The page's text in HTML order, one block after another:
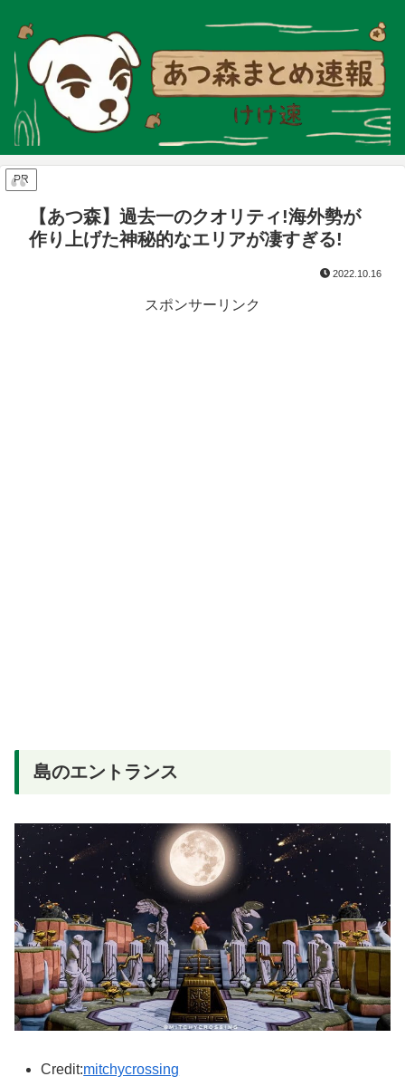
PR
【あつ森】過去一のクオリティ!海外勢が
作り上げた神秘的なエリアが凄すぎる!
2022.10.16
スポンサーリンク
島のエントランス
Credit:mitchycrossing